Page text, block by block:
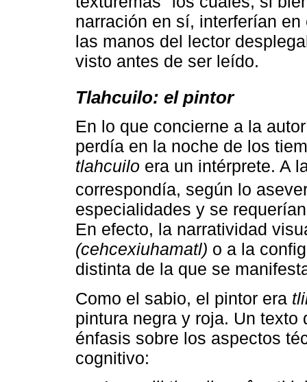
narración en sí, interferían
las manos del lector
visto antes de ser leído.
Tlahcuilo: el pintor
En lo que concierne a la
perdía en la noche de los
tlahcuilo era un intérprete. A
correspondía, según lo
especialidades y se
En efecto, la narratividad
(cehcexiuhamatl) o a la
distinta de la que se
Como el sabio, el pintor era
pintura negra y roja. Un
énfasis sobre los aspectos
cognitivo: